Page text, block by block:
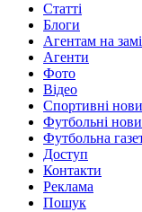
Статті
Блоги
Агентам на
Агенти
Фото
Відео
Спортивні
Футбольні
Футбольна
Доступ
Контакти
Реклама
Пошук